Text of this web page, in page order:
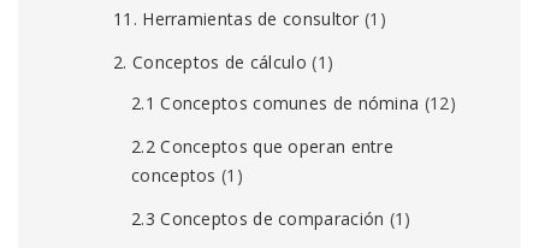
11. Herramientas de consultor (1)
2. Conceptos de cálculo (1)
2.1 Conceptos comunes de nómina (12)
2.2 Conceptos que operan entre
conceptos (1)
2.3 Conceptos de comparación (1)